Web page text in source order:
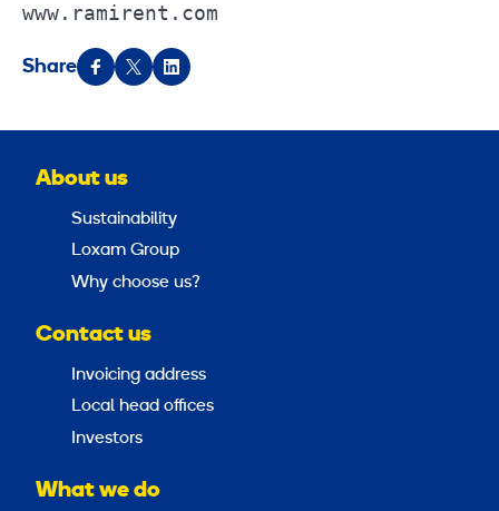
www.ramirent.com
Share
About us
Sustainability
Loxam Group
Why choose us?
Contact us
Invoicing address
Local head offices
Investors
What we do